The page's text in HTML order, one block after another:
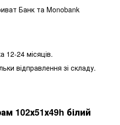
Банк та Monobank
12-24 місяців.
відправлення зі складу.
102х51х49h білий